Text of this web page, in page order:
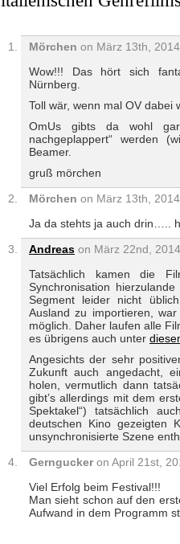
Mörchen on März 13th,
Wow!!! Das hört sich
Nürnberg.
Toll wär, wenn mal OV dabei
OmUs gibts da wohl
nachgeplappert“ werden
Beamer.
gruß mörchen
Mörchen on März 13th,
Ja da stehts ja auch drin…..
Andreas on März 22nd,
Tatsächlich kamen die
Synchronisation
Segment leider nicht
Ausland zu importieren,
möglich. Daher laufen alle
es übrigens auch unter
Angesichts der sehr
Zukunft auch angedacht,
holen, vermutlich dann
gibt’s allerdings mit dem
Spektakel“) tatsächlich
deutschen Kino gezeigten
unsynchronisierte Szene
Gernguckeron April 21st,
Viel Erfolg beim Festival!!!
Man sieht schon auf den
Aufwand in dem Programm